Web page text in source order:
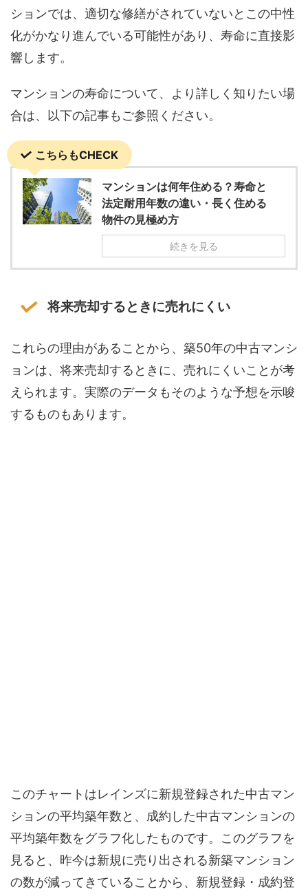
ションでは、適切な修繕がされていないとこの中性
化がかなり進んでいる可能性があり、寿命に直接影
響します。
マンションの寿命について、より詳しく知りたい場
合は、以下の記事もご参照ください。
こちらもCHECK
マンションは何年住める？寿命と
法定耐用年数の違い・長く住める
物件の見極め方
続きを見る
将来売却するときに売れにくい
これらの理由があることから、築50年の中古マンシ
ョンは、将来売却するときに、売れにくいことが考
えられます。実際のデータもそのような予想を示唆
するものもあります。
このチャートはレインズに新規登録された中古マン
ションの平均築年数と、成約した中古マンションの
平均築年数をグラフ化したものです。このグラフを
見ると、昨今は新規に売り出される新築マンション
の数が減ってきていることから、新規登録・成約登